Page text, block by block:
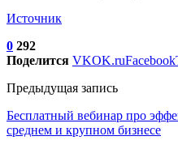
Источник
0 292
Поделится VKOK.ruFacebook
Предыдущая запись
Бесплатный вебинар про
среднем и крупном бизнесе